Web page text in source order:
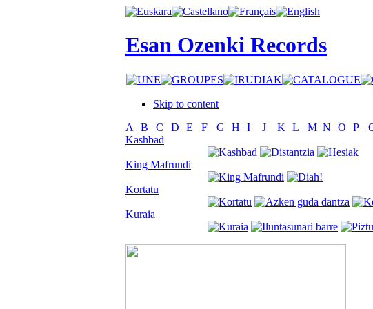
Esan Ozenki Records
Skip to content
A
B C D E F G H I J K L M N O P
Kashbad
King Mafrundi
Kortatu
Kuraia